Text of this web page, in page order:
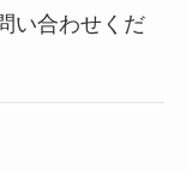
い合わせくだ